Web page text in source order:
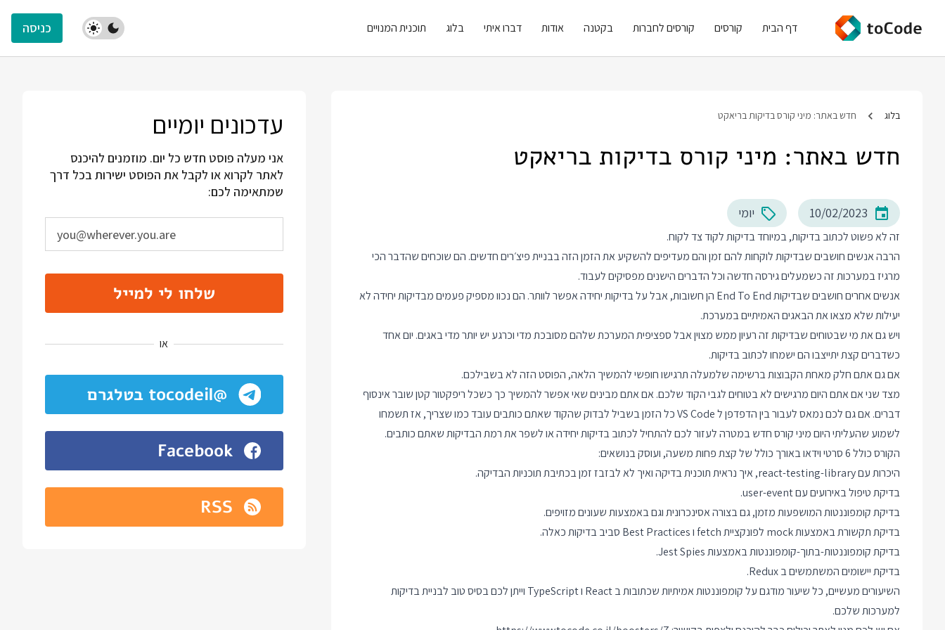
דף הבית קורסים קורסים לחברות בקטנה אודות דברו איתי בלוג תוכנית המנויים כניסה
בלוג חדש באתר: מיני קורס בדיקות בריאקט
חדש באתר: מיני קורס בדיקות בריאקט
10/02/2023 יומי
זה לא פשוט לכתוב בדיקות, במיוחד בדיקות לקוד צד לקוח.
הרבה אנשים חושבים שבדיקות לוקחות להם זמן והם מעדיפים להשקיע את הזמן הזה בבניית פיצ׳רים חדשים. הם שוכחים שהדבר הכי
מרגיז במערכות זה כשמעלים גירסה חדשה וכל הדברים הישנים מפסיקים לעבוד.
אנשים אחרים חושבים שבדיקות End To End הן חשובות, אבל על בדיקות יחידה אפשר לוותר. הם נכוו מספיק פעמים מבדיקות יחידה לא
יעילות שלא מצאו את הבאגים האמיתיים במערכת.
ויש גם את מי שבטוחים שבדיקות זה רעיון ממש מצוין אבל ספציפית המערכת שלהם מסובכת מדי וכרגע יש יותר מדי באגים. יום אחד
כשדברים קצת יתייצבו הם ישמחו לכתוב בדיקות.
אם גם אתם חלק מאחת הקבוצות ברשימה שלמעלה תרגישו חופשי להמשיך הלאה, הפוסט הזה לא בשבילכם.
מצד שני אם אתם היום מרגישים לא בטוחים לגבי הקוד שלכם. אם אתם מבינים שאי אפשר להמשיך כך כשכל ריפקטור קטן שובר אינסוף
דברים. אם גם לכם נמאס לעבור בין הדפדפן ל VS Code כל הזמן בשביל לבדוק שהקוד שאתם כותבים עובד כמו שצריך, אז תשמחו
לשמוע שהעליתי היום מיני קורס חדש במטרה לעזור לכם להתחיל לכתוב בדיקות יחידה או לשפר את רמת הבדיקות שאתם כותבים.
הקורס כולל 6 סרטי וידאו באורך כולל של קצת פחות משעה, ועוסק בנושאים:
היכרות עם react-testing-library, איך נראית תוכנית בדיקה ואיך לא לבזבז זמן בכתיבת תוכניות הבדיקה.
בדיקת טיפול באירועים עם user-event.
בדיקת קומפוננטות המושפעות מזמן, גם בצורה אסינכרונית וגם באמצעות שעונים מזויפים.
בדיקת תקשורת באמצעות mock לפונקציית fetch ו Best Practices סביב בדיקות כאלה.
בדיקת קומפוננטות-בתוך-קומפוננטות באמצעות Jest Spies.
בדיקת יישומים המשתמשים ב Redux.
השיעורים מעשיים, כל שיעור מודגם על קומפוננטות אמיתיות שכתובות ב React ו TypeScript וייתן לכם בסיס טוב לבניית בדיקות
למערכות שלכם.
עדכונים יומיים
אני מעלה פוסט חדש כל יום. מוזמנים להיכנס
לאתר לקרוא או לקבל את הפוסט ישירות בכל דרך
שמתאימה לכם:
שלחו לי למייל
או
@tocodeil בטלגרם
Facebook
RSS